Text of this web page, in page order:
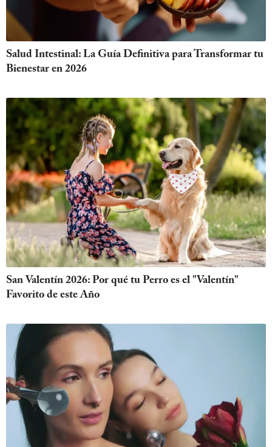
Salud Intestinal: La Guía Definitiva para Transformar tu
Bienestar en 2026
San Valentín 2026: Por qué tu Perro es el "Valentín"
Favorito de este Año